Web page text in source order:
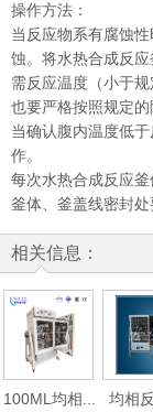
操作方法：
当反应物系有腐蚀
蚀。将水热合成反
需反应温度（小于
也要严格按照规定的
当确认腹内温度低
作。
每次水热合成反应釜
釜体、釜盖线密封处
相关信息：
100ML均相... 均相